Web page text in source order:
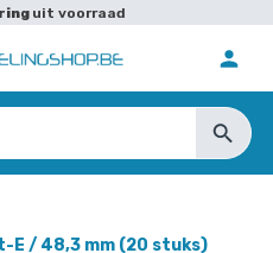
uit voorraad
E / 48,3 mm (20 stuks)